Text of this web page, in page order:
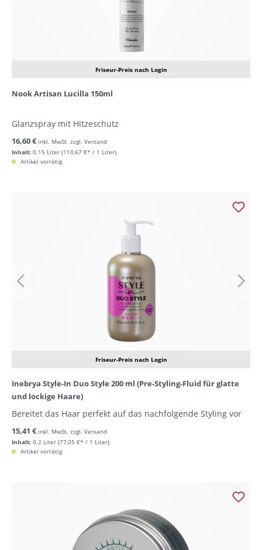
Friseur-Preis nach Login
Nook Artisan Lucilla 150ml
Glanzspray mit Hitzeschutz
Inhalt: 0.15 Liter (110,67 €* / 1 Liter)
16,60 € inkl. MwSt. zzgl. Versand
Artikel vorrätig
Friseur-Preis nach Login
Inebrya Style-In Duo Style 200 ml (Pre-Styling-Fluid für glatte
und lockige Haare)
Bereitet das Haar perfekt auf das nachfolgende Styling vor
Inhalt: 0.2 Liter (77,05 €* / 1 Liter)
15,41 € inkl. MwSt. zzgl. Versand
Artikel vorrätig